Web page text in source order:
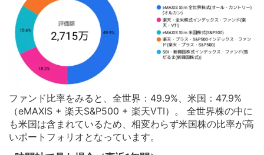
ファンド比率をみると、全世界：49.9%、米国：47.9%
（eMAXIS + 楽天S&P500 + 楽天VTI）。 全世界株の中に
も米国は含まれているため、相変わらず米国株の比率が高
いポートフォリオとなっています。